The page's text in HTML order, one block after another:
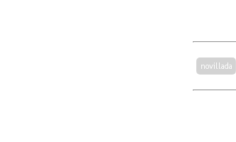
novillada